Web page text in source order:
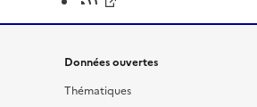
Données ouvertes
Thématiques